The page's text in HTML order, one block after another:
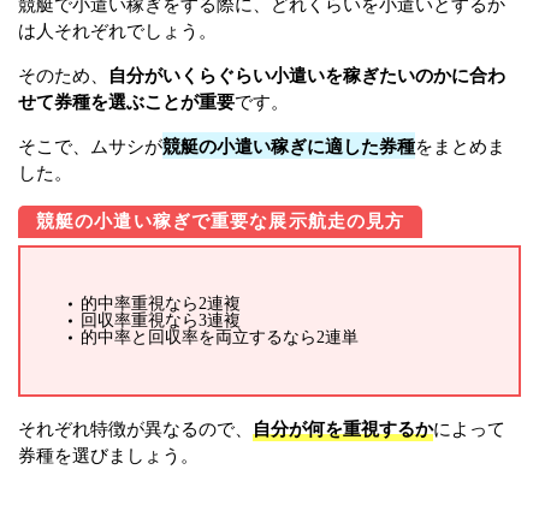
は人それぞれでしょう。
そのため、 自分がいくらぐらい小遣いを稼ぎたいのかに合わ
せて券種を選ぶことが重要です。
そこで、ムサシが競艇の小遣い稼ぎに適した券種をまとめま
した。
競艇の小遣い稼ぎで重要な展示航走の見方
的中率重視なら2連複
回収率重視なら3連複
的中率と回収率を両立するなら2連単
それぞれ特徴が異なるので、 自分が何を重視するかによって
券種を選びましょう。